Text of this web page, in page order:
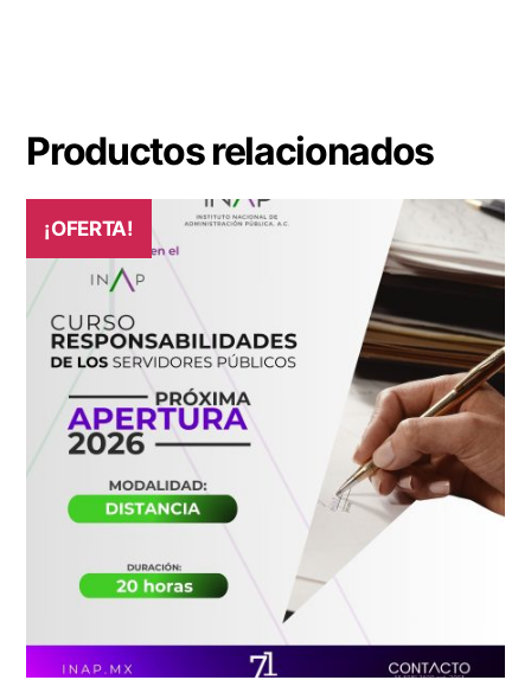
Productos relacionados
¡OFERTA!